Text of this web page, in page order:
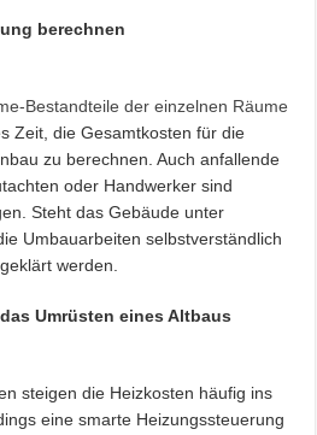
berechnen
Bestandteile der einzelnen Räume
Zeit, die Gesamtkosten für die
zu berechnen. Auch anfallende
oder Handwerker sind
Steht das Gebäude unter
Umbauarbeiten selbstverständlich
werden.
Umrüsten eines Altbaus
steigen die Heizkosten häufig ins
eine smarte Heizungssteuerung